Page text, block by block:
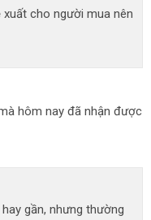
cho người mua nên
hôm nay đã nhận được
gần, nhưng thường